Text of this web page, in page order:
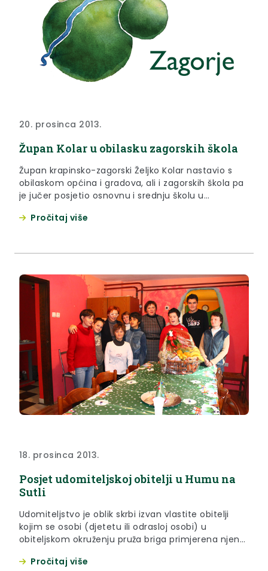
20. prosinca 2013.
Župan Kolar u obilasku zagorskih škola
Župan krapinsko-zagorski Željko Kolar nastavio s
obilaskom općina i gradova, ali i zagorskih škola pa
je jučer posjetio osnovnu i srednju školu u
„Ljudevit Gaj“ Mihovljan i Područnu školu Novi
gradonačelnik.
Pročitaj više
18. prosinca 2013.
Posjet udomiteljskoj obitelji u Humu na
Sutli
Udomiteljstvo je oblik skrbi izvan vlastite obitelji
kojim se osobi (djetetu ili odrasloj osobi) u
obiteljskom okruženju pruža briga primjerena njenoj
djetetu odrastanje u zamjenskoj obitelji, a drugim
Pročitaj više